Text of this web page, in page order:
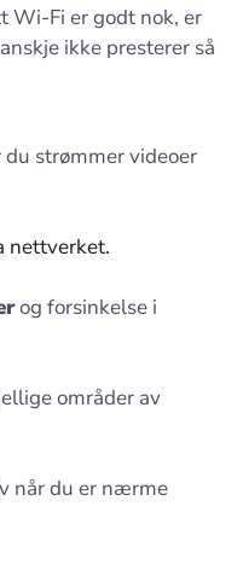
Wi-Fi er godt nok, er
ikke presterer så
strømmer videoer
nettverket.
og forsinkelse i
områder av
når du er nærme